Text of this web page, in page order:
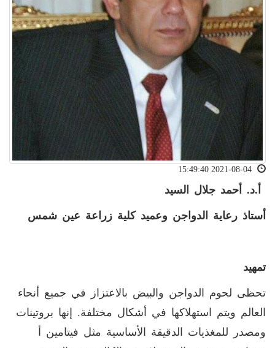
أ.د. أحمد جلال السيد
أستاذ رعاية الدواجن وعميد كلية زراعة عين شمس
تمهيد
تحظى لحوم الدواجن والبيض بالاعتزاز في جميع أنحاء
العالم ويتم استهلاكها في أشكال مختلفة. إنها بروتينات
ومصدر للمغذيات الدقيقة الأساسية مثل فيتامين أ